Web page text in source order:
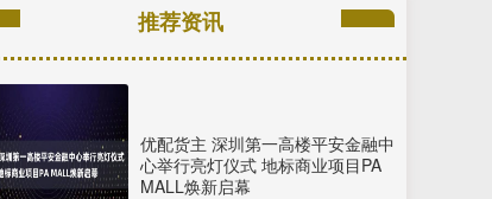
推荐资讯
优配货主 深圳第一高楼平安金融中
心举行亮灯仪式 地标商业项目PA
MALL焕新启幕